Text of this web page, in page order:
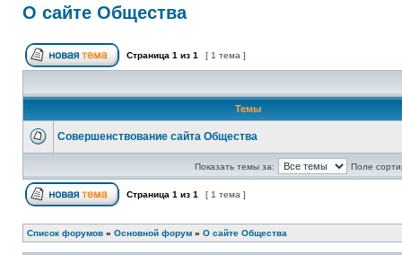
О сайте Общества
Страница 1 из 1 [ 1 тема ]
Темы
Совершенствование сайта Общества
Показать темы за: Поле
Страница 1 из 1 [ 1 тема ]
Список форумов » Основной форум » О сайте Общества